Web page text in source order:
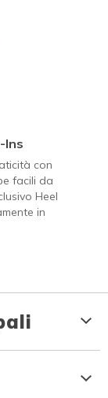
Ins
con
facili da
Heel
in